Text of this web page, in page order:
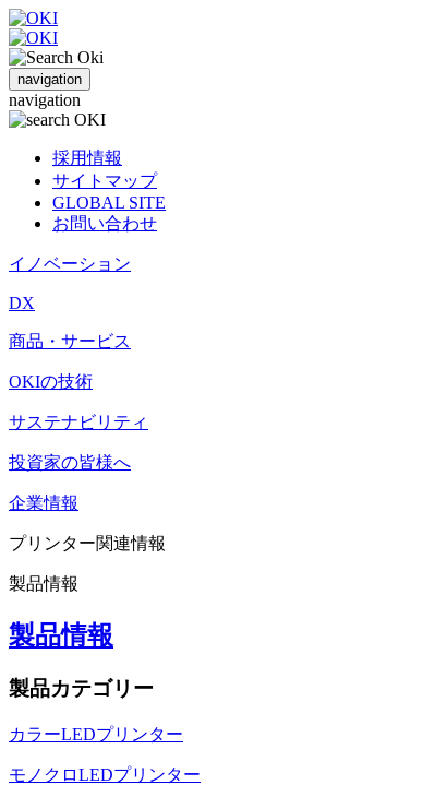
navigation
navigation
採用情報
サイトマップ
GLOBAL SITE
お問い合わせ
イノベーション
DX
商品・サービス
OKIの技術
サステナビリティ
投資家の皆様へ
企業情報
プリンター関連情報
製品情報
製品情報
製品カテゴリー
カラーLEDプリンター
モノクロLEDプリンター